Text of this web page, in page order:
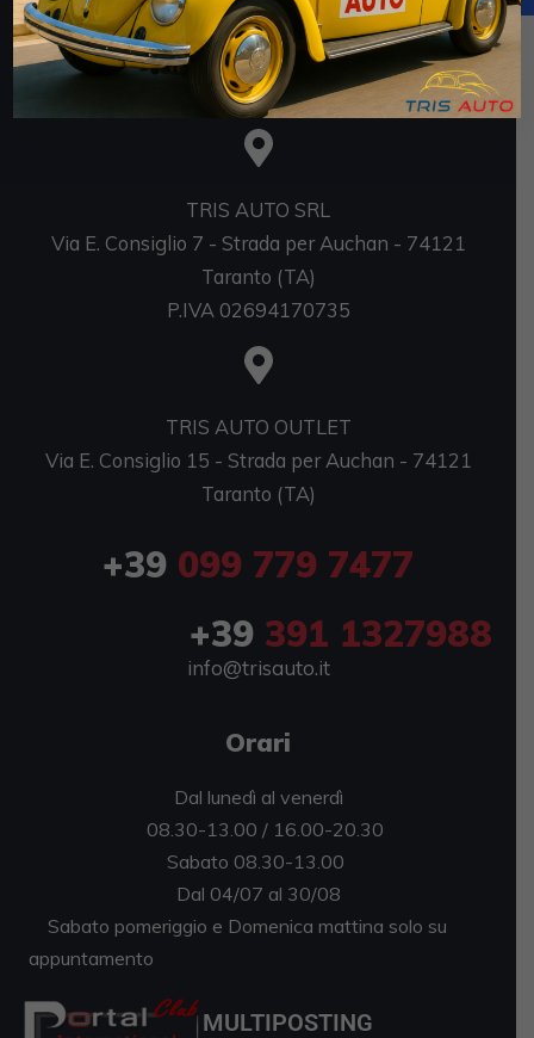
faces/pages/TrasparenzaAiuto.jspx
TRIS AUTO SRL
Via E. Consiglio 7 - Strada per Auchan - 74121
Taranto (TA)
P.IVA 02694170735
TRIS AUTO OUTLET
Via E. Consiglio 15 - Strada per Auchan - 74121
Taranto (TA)
+39 099 779 7477
+39 391 1327988
info@trisauto.it
Orari
Dal lunedì al venerdì
08.30-13.00 / 16.00-20.30
Sabato 08.30-13.00
Dal 04/07 al 30/08
Sabato pomeriggio e Domenica mattina solo su
appuntamento
MULTIPOSTING